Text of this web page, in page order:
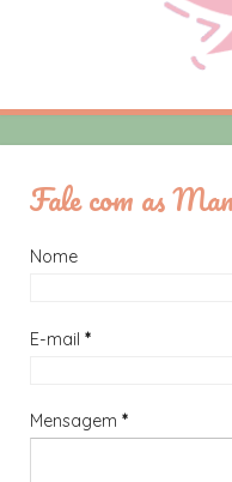
Fale com as
Nome
E-mail *
Mensagem *